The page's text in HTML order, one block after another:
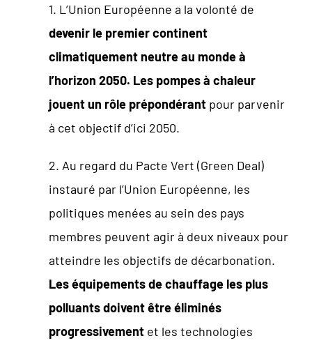
1. L’Union Européenne a la volonté de
devenir le premier continent
climatiquement neutre au monde à
l’horizon 2050. Les pompes à chaleur
jouent un rôle prépondérant pour parvenir
à cet objectif d’ici 2050.
2. Au regard du Pacte Vert (Green Deal)
instauré par l’Union Européenne, les
politiques menées au sein des pays
membres peuvent agir à deux niveaux pour
atteindre les objectifs de décarbonation.
Les équipements de chauffage les plus
polluants doivent être éliminés
progressivement et les technologies